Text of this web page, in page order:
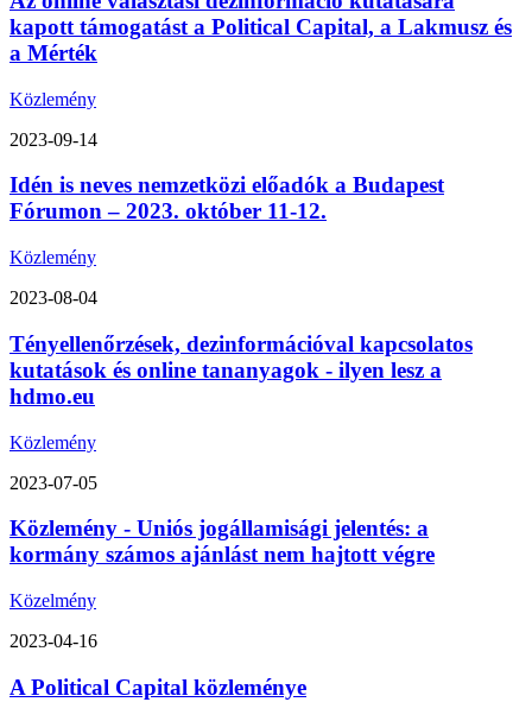
kapott támogatást a Political Capital, a Lakmusz és
a Mérték
Közlemény
2023-09-14
Idén is neves nemzetközi előadók a Budapest
Fórumon – 2023. október 11-12.
Közlemény
2023-08-04
Tényellenőrzések, dezinformációval kapcsolatos
kutatások és online tananyagok - ilyen lesz a
hdmo.eu
Közlemény
2023-07-05
Közlemény - Uniós jogállamisági jelentés: a
kormány számos ajánlást nem hajtott végre
Közelmény
2023-04-16
A Political Capital közleménye